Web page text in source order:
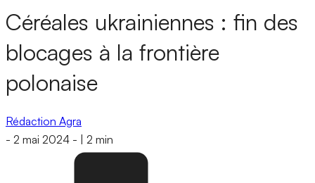
Céréales ukrainiennes : fin des
blocages à la frontière
polonaise
Rédaction Agra
- 2 mai 2024 - 2 min